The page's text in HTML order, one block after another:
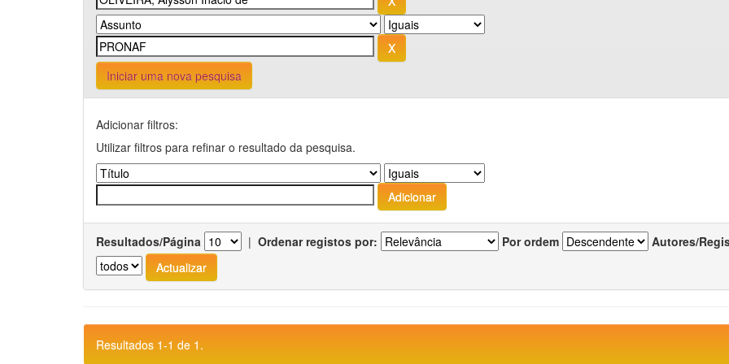
Iniciar uma nova pesquisa
Adicionar filtros:
Utilizar filtros para refinar o resultado da pesquisa.
Resultados/Página | Ordenar registos por: Por ordem Autores/
Resultados 1-1 de 1.